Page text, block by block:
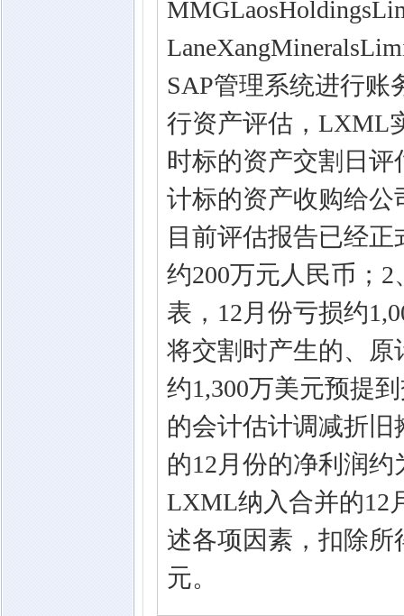
SAP管理系统进行账
行资产评估，LXML
时标的资产交割日
计标的资产收购给公
目前评估报告已经
约200万元人民币；
表，12月份亏损约
将交割时产生的、
约1,300万美元预提
的会计估计调减折
的12月份的净利润
LXML纳入合并的12
述各项因素，扣除
元。